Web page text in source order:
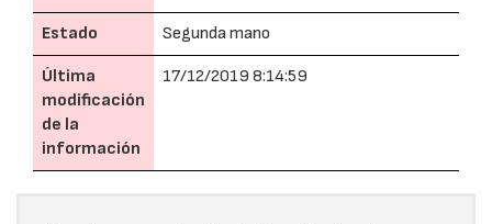
Estado Segunda mano
Última
modificación
de la
información
17/12/2019 8:14:59